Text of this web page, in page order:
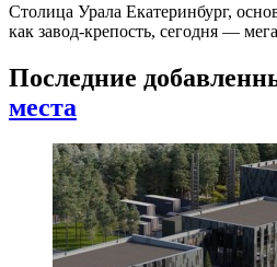
Столица Урала Екатеринбург,
как завод-крепость, сегодня —
Последние
места